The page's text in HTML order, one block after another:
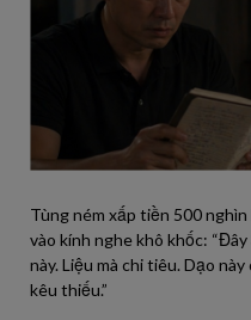
Tùng ném xấp tiền 500
vào kính nghe khô khốc:
này. Liệu mà chi tiêu. Dạo
kêu thiếu.”